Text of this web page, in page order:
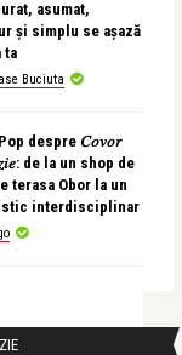
asumat,
și simplu se așază
ta
Buciuta
despre 𝐶𝑜𝑣𝑜𝑟
de la un shop de
terasa Obor la un
interdisciplinar